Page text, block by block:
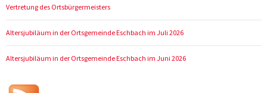
Vertretung des Ortsbürgermeisters
Altersjubiläum in der Ortsgemeinde Eschbach im Juli 2026
Altersjubiläum in der Ortsgemeinde Eschbach im Juni 2026